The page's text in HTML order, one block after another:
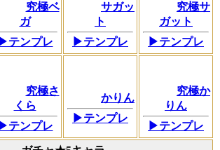
究極ベ
ガ
▶テンプレ
サガッ
ト
▶テンプレ
究極サ
ガット
▶テンプレ
究極さ
くら
▶テンプレ
かりん
▶テンプレ
究極か
りん
▶テンプレ